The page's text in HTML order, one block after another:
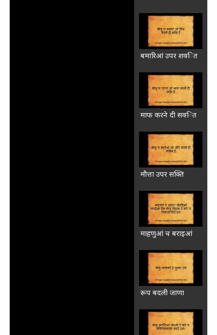
बमारिआं उपर शक्‍ित
माफ करने दी सक्‍ित
मौत्ता उपर सक्‍ति
माह़णुआं च बराइआं
रूप बदली जाणा